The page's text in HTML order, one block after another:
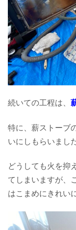
続いての工程は、
特に、薪ストーブ
いにしもらいまし
どうしても火を抑
てしまいますが、
はこまめにきれい